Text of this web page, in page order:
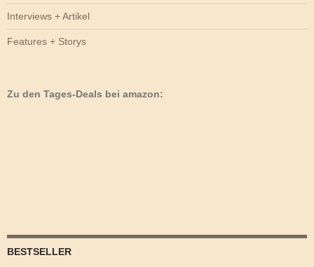
Interviews + Artikel
Features + Storys
Zu den Tages-Deals bei amazon:
BESTSELLER